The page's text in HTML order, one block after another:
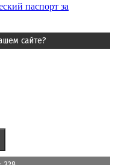
паспорт за
сайте?